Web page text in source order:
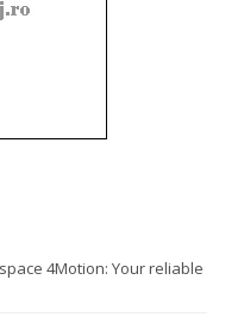
4Motion: Your reliable